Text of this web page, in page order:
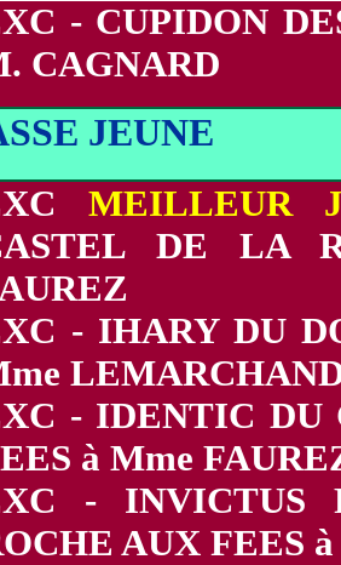
- CUPIDON
CAGNARD
JEUNE
MEILLEUR
DE LA
- IHARY DU
- IDENTIC DU
à Mme
- INVICTUS
AUX FEES